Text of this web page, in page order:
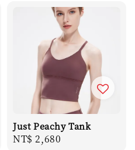
Just Peachy Tank
Regular
NT$ 2,680